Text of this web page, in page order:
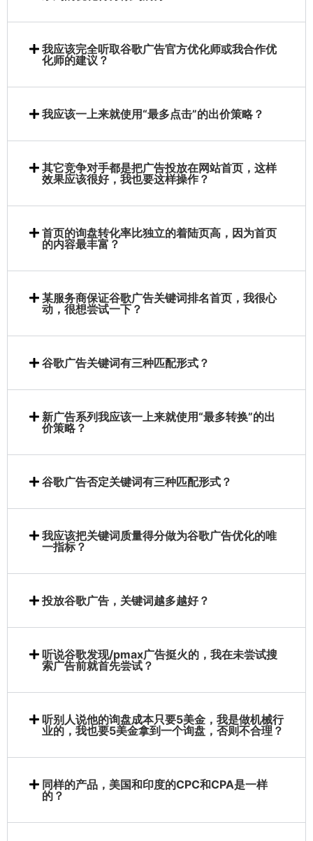
我应该完全听取谷歌广告官方优化师或我合作优
化师的建议？
我应该一上来就使用“最多点击”的出价策略？
其它竞争对手都是把广告投放在网站首页，这样
效果应该很好，我也要这样操作？
首页的询盘转化率比独立的着陆页高，因为首页
的内容最丰富？
某服务商保证谷歌广告关键词排名首页，我很心
动，很想尝试一下？
谷歌广告关键词有三种匹配形式？
新广告系列我应该一上来就使用“最多转换”的出
价策略？
谷歌广告否定关键词有三种匹配形式？
我应该把关键词质量得分做为谷歌广告优化的唯
一指标？
投放谷歌广告，关键词越多越好？
听说谷歌发现/pmax广告挺火的，我在未尝试搜
索广告前就首先尝试？
听别人说他的询盘成本只要5美金，我是做机械行
业的，我也要5美金拿到一个询盘，否则不合理？
同样的产品，美国和印度的CPC和CPA是一样
的？